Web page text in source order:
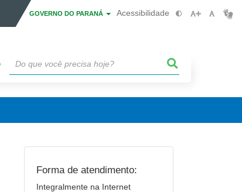
GOVERNO DO PARANÁ Acessibilidade
Forma de atendimento:
Integralmente na Internet